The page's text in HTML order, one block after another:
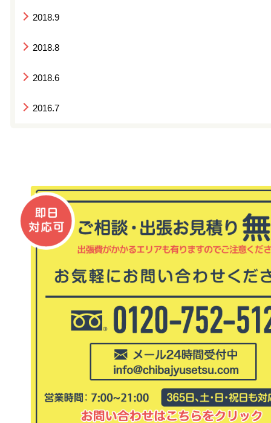
2018.9
2018.8
2018.6
2016.7